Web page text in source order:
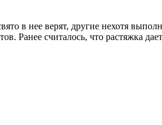
в нее верят, другие нехотя
Ранее считалось, что растяжка